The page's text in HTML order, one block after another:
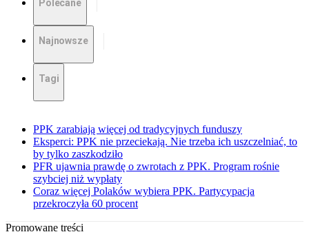
Polecane
Najnowsze
Tagi
PPK zarabiają więcej od tradycyjnych funduszy
Eksperci: PPK nie przeciekają. Nie trzeba ich uszczelniać, to
by tylko zaszkodziło
PFR ujawnia prawdę o zwrotach z PPK. Program rośnie
szybciej niż wypłaty
Coraz więcej Polaków wybiera PPK. Partycypacja
przekroczyła 60 procent
Promowane treści